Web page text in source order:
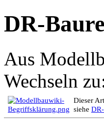
DR-
Aus
Wechseln
Dieser
siehe